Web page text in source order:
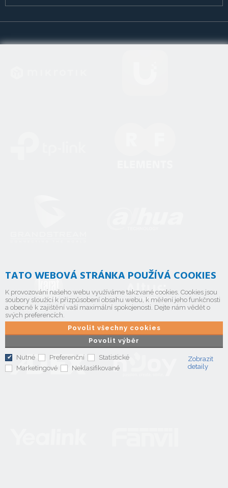
TATO WEBOVÁ STRÁNKA POUŽÍVÁ COOKIES
K provozování našeho webu využíváme takzvané cookies. Cookies jsou
soubory sloužící k přizpůsobení obsahu webu, k měření jeho funkčnosti
a obecně k zajištění vaší maximální spokojenosti. Dejte nám vědět o
svých preferencích.
Povolit výběr
Povolit všechny cookies
Nutné Preferenční
Statistické
Marketingové
Neklasifikované
Zobrazit
detaily